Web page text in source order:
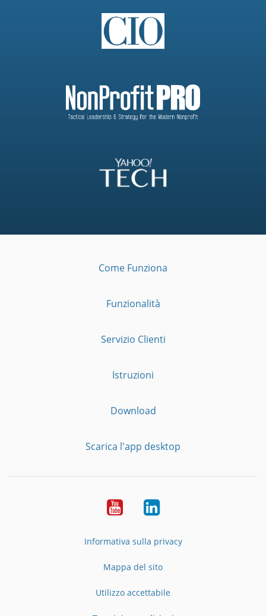
Come Funziona
Funzionalità
Servizio Clienti
Istruzioni
Download
Scarica l'app desktop
YouTubeLinkedIn
Informativa sulla privacy
Mappa del sito
Utilizzo accettabile